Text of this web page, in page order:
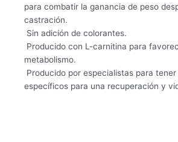
para combatir la ganancia de peso
castración.
 Sin adición de colorantes.
 Producido con L-carnitina para
metabolismo.
 Producido por especialistas para
específicos para una recuperación y